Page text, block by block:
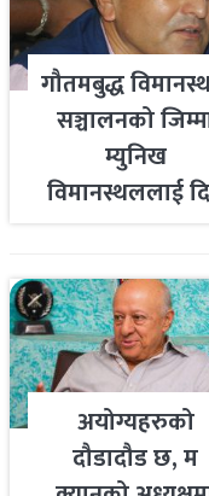
गौतमबुद्ध
सञ्चालनको
म्युनिख
विमानस्थललाई
अयोग्यहरुको
दौडादौड छ, म